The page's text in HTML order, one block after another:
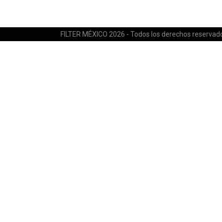
FILTER MÉXICO 2026 - Todos los derechos